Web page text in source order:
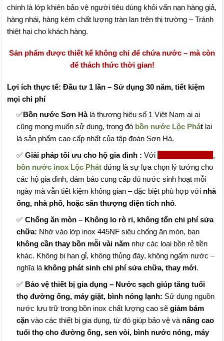
chính là lớp khiên bảo vệ người tiêu dùng khỏi vấn nạn hàng giả,
hàng nhái, hàng kém chất lượng tràn lan trên thị trường – Tránh
thiệt hại cho khách hàng.
Sản phẩm được thiết kế không chỉ để chứa nước – mà còn
để thách thức thời gian!
Lợi ích thực tế: Đầu tư 1 lần – Sử dụng 30 năm, tiết kiệm
mọi chi phí
✅Bồn nước Sơn Hàlà thương hiệu số 1 Việt Nam ai ai
cũng mong muốn sử dụng, trong đó bồn nước Lộc Phát lại
là sản phẩm cao cấp nhất của tập đoàn Sơn Hà.
✅Giải pháp tối ưu cho hộ gia đình :Với
,
bồn nước inox Lộc Phát đứng là sự lựa chọn lý tưởng cho
các hộ gia đình, đảm bảo cung cấp đủ nước sinh hoạt mỗi
ngày mà vẫn tiết kiệm không gian – đặc biệt phù hợp với nhà
ống, nhà phố, hoặc sân thượng diện tích nhỏ.
✅Chống ăn mòn – Không lo rò rỉ, không tốn chi phí sửa
chữa: Nhờ vào lớp inox 445NF siêu chống ăn mòn, bạn
không cần thay bồn mỗi vài năm như các loại bồn rẻ tiền
khác. Không bị han gỉ, không thủng đáy, không ngấm nước –
nghĩa là không phát sinh chi phí sửa chữa, thay mới.
✅ Bảo vệ thiết bị gia dụng – Nước sạch giúp tăng tuổi
thọ đường ống, máy giặt, bình nóng lạnh: Sử dụng nguồn
nước lưu trữ trong bồn inox chất lượng cao sẽgiảm bám
cặn vào các thiết bị gia dụng, từ đó giúp bảo vệ và nâng cao
tuổi thọ cho đường ống, sen vòi, bình nước nóng, máy